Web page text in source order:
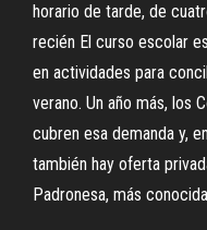
horario de tarde, de
recién El curso escolar
en actividades para
verano. Un año más, los
cubren esa demanda y,
también hay oferta
Padronesa, más